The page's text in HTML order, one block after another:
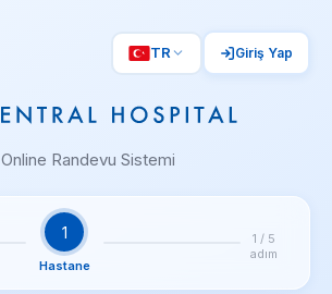
TR Giriş Yap
Online Randevu Sistemi
1
Hastane
1 / 5
adım